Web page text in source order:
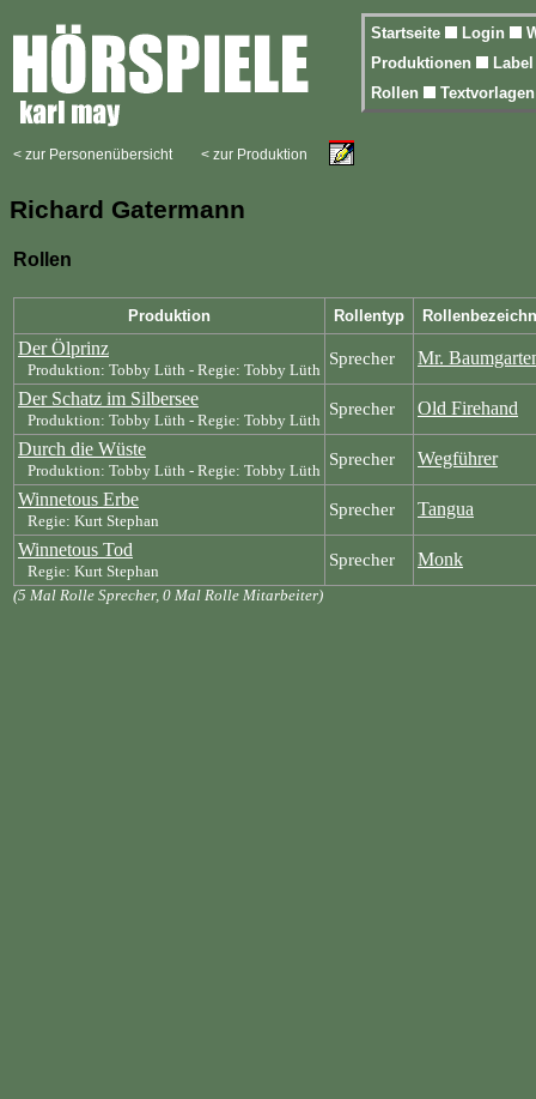
Startseite Login
Produktionen
Rollen
< zur Personenübersicht < zur Produktion
Richard Gatermann
Rollen
Produktion Rollentyp
Der Ölprinz
Produktion: Tobby Lüth - Regie: Tobby Lüth
Sprecher
Mr.
Der Schatz im Silbersee
Produktion: Tobby Lüth - Regie: Tobby Lüth
Sprecher
Old Firehand
Durch die Wüste
Produktion: Tobby Lüth - Regie: Tobby Lüth
Sprecher
Wegführer
Winnetous Erbe
Regie: Kurt Stephan
Sprecher
Tangua
Winnetous Tod
Regie: Kurt Stephan
Sprecher Monk
(5 Mal Rolle Sprecher, 0 Mal Rolle Mitarbeiter)